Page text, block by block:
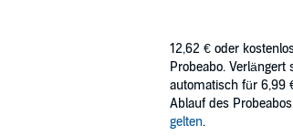
12,62 € oder
Probeabo. Verlängert
automatisch für 6,99
Ablauf des
gelten.